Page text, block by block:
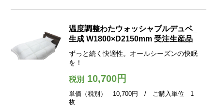
温度調整わたウォッシャブルデュベ_
生成 W1800×D2150mm 受注生産品
ずっと続く快適性。オールシーズンの快眠
を！
税別10,700円
単価（税別） 10,700円 / ご購入単位 1
枚